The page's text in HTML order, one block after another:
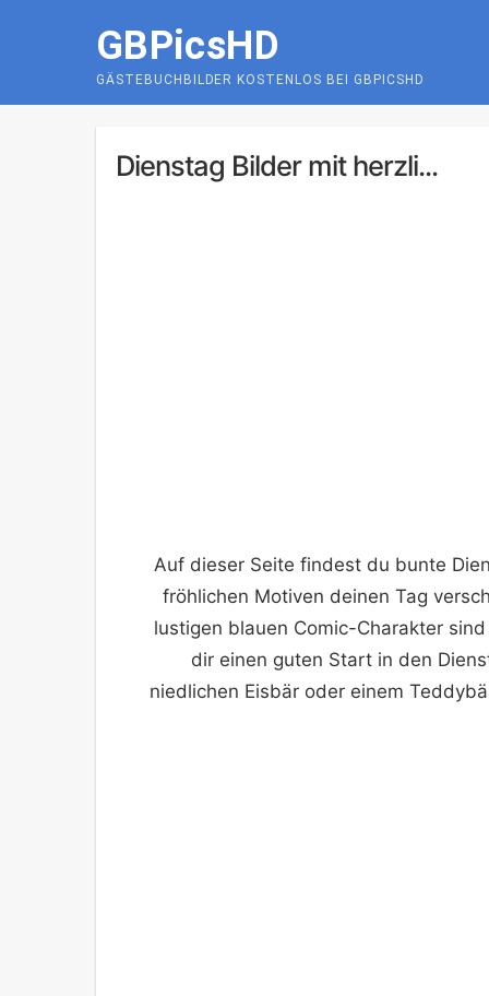
GBPicsHD
GÄSTEBUCHBILDER KOSTENLOS BEI GBPICSHD
Dienstag Bilder mit herzli...
Auf dieser Seite findest du bunte
fröhlichen Motiven deinen Tag
lustigen blauen Comic-Charakter
dir einen guten Start in den
niedlichen Eisbär oder einem